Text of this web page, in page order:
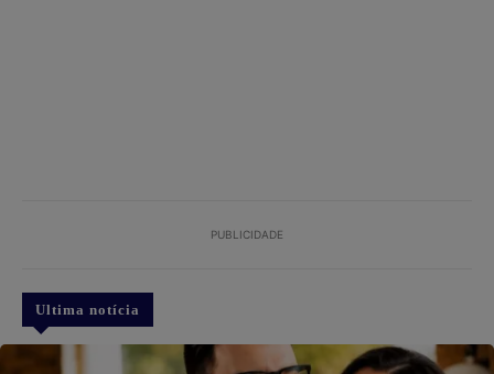
PUBLICIDADE
Ultima notícia